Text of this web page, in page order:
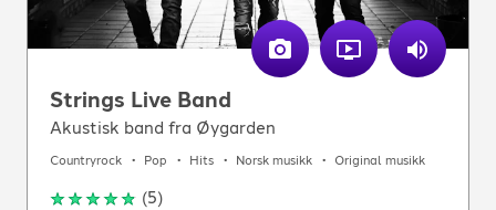
Strings Live Band
Akustisk band fra Øygarden
Countryrock Pop Hits Norsk musikk Original musikk
(5)